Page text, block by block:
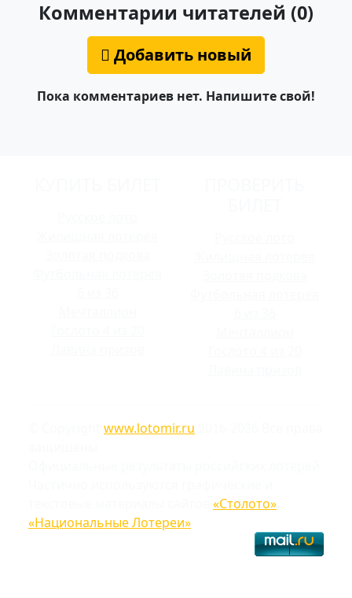
Комментарии читателей (0)
Добавить новый
Пока комментариев нет. Напишите свой!
www.lotomir.ru
«Столото»
«Национальные Лотереи»